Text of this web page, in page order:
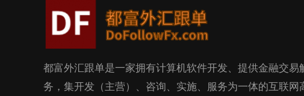
都富外汇跟单是一家拥有计算机软件开发、提供金融交易
务，集开发（主营）、咨询、实施、服务为一体的互联网